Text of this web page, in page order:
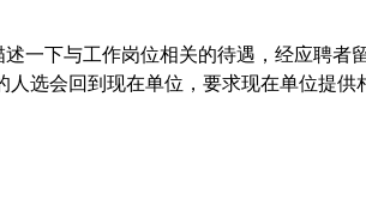
一下与工作岗位相关的待遇，经应聘
选会回到现在单位，要求现在单位提